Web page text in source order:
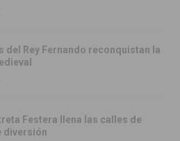
del Rey Fernando reconquistan la
Festera llena las calles de
diversión